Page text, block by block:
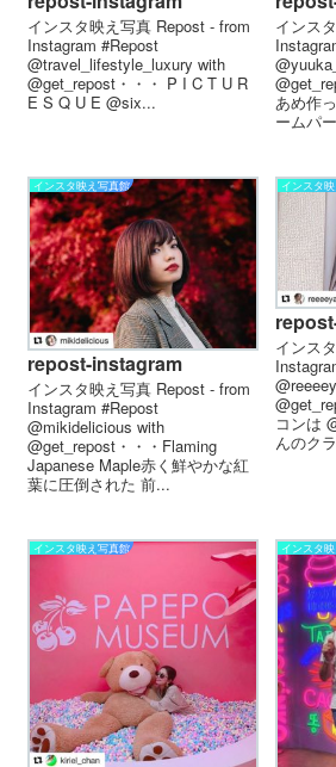
インスタ映え写真 Repost - from
Instagram #Repost
@travel_lifestyle_luxury with
@get_repost・・・ P I C T U R
E S Q U E @six...
インス
あめ作
ームパ
インスタ映え写真館
repost-instagram
インスタ映え写真 Repost - from
Instagram #Repost
@mikidelicious with
@get_repost・・・Flaming
Japanese Maple赤く鮮やかな紅
葉に圧倒されたㅤ ㅤ前...
インスタ
インス
コンは
んのク
インスタ映え写真館 インスタ